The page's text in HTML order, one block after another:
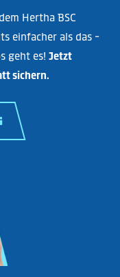
Hertha BSC
einfacher als das -
geht es! Jetzt
sichern.